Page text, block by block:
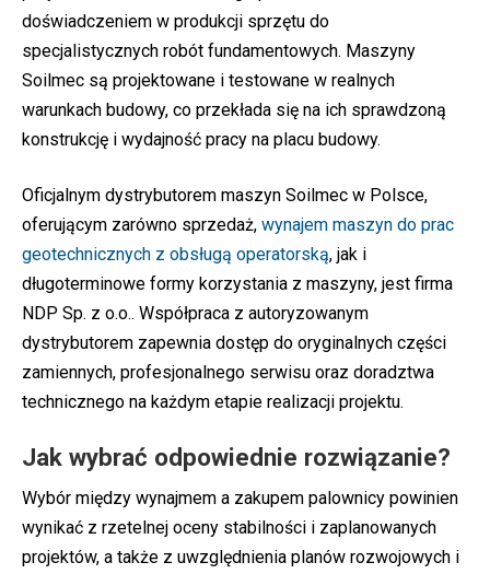
doświadczeniem w produkcji sprzętu do
specjalistycznych robót fundamentowych. Maszyny
Soilmec są projektowane i testowane w realnych
warunkach budowy, co przekłada się na ich sprawdzoną
konstrukcję i wydajność pracy na placu budowy.
Oficjalnym dystrybutorem maszyn Soilmec w Polsce,
oferującym zarówno sprzedaż, wynajem maszyn do prac
geotechnicznych z obsługą operatorską, jak i
długoterminowe formy korzystania z maszyny, jest firma
NDP Sp. z o.o.. Współpraca z autoryzowanym
dystrybutorem zapewnia dostęp do oryginalnych części
zamiennych, profesjonalnego serwisu oraz doradztwa
technicznego na każdym etapie realizacji projektu.
Jak wybrać odpowiednie rozwiązanie?
Wybór między wynajmem a zakupem palownicy powinien
wynikać z rzetelnej oceny stabilności i zaplanowanych
projektów, a także z uwzględnienia planów rozwojowych i